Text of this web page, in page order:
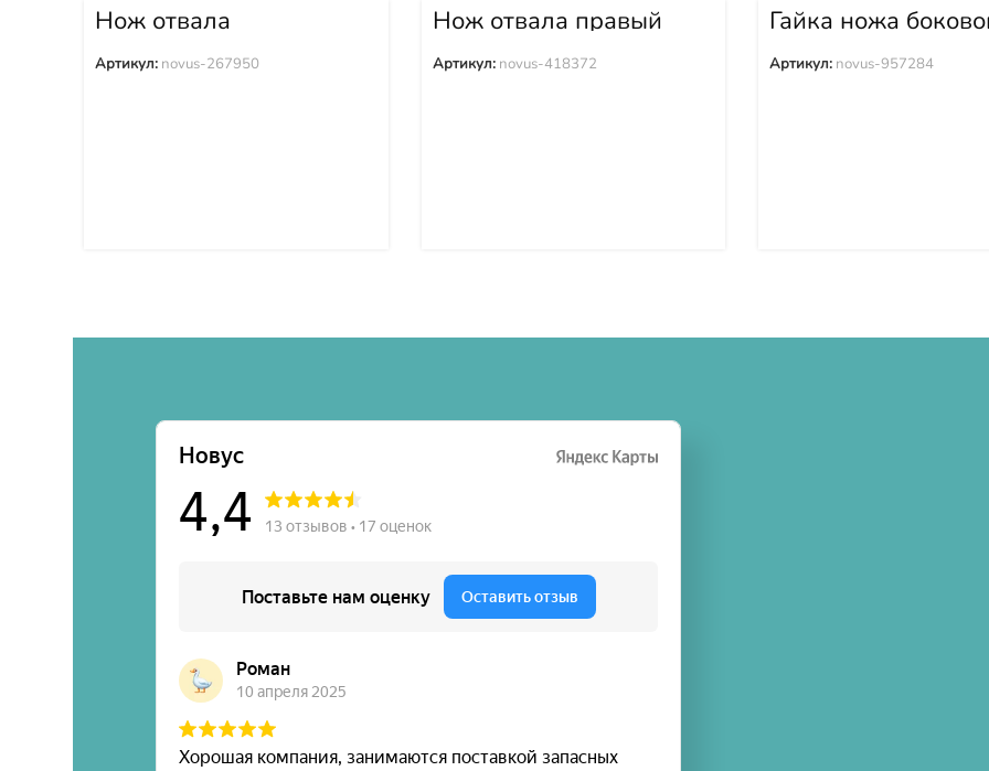
Нож отвала
центральный
SUNWARD (Санвард)
SD165Y-2
Артикул: novus-267950
Нож отвала правый
SUNWARD (Санвард)
SD165Y-2
Артикул: novus-418372
Гайка ножа
LIUGONG (Люгонг)
B320
Артикул: novus-957284